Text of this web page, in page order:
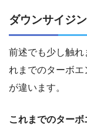
ダウンサイジ
前述でも少し触れ
れまでのターボ
が違います。
これまでのター